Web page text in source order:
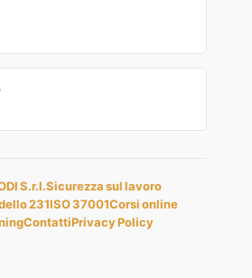
S.r.l.Sicurezza sul lavoro
231ISO 37001Corsi online
ContattiPrivacy Policy